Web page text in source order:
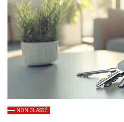
NON CLASSÉ